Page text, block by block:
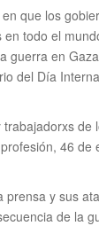
que los
todo el
guerra en
del Día
de
46 de
prensa y sus
de la